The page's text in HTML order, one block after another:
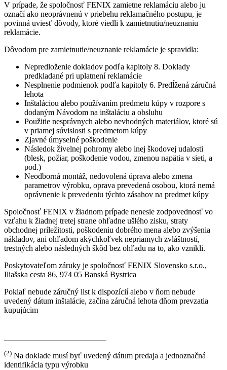
V prípade, že spoločnosť FENIX zamietne reklamáciu alebo ju
označí ako neoprávnenú v priebehu reklamačného postupu, je
povinná uviesť dôvody, ktoré viedli k zamietnutiu/neuznaniu
reklamácie.
Dôvodom pre zamietnutie/neuznanie reklamácie je spravidla:
Nepredloženie dokladov podľa kapitoly 8. Doklady
predkladané pri uplatnení reklamácie
Nesplnenie podmienok podľa kapitoly 6. Predĺžená záručná
lehota
Inštaláciou alebo používaním predmetu kúpy v rozpore s
dodaným Návodom na inštaláciu a obsluhu
Použitie nesprávnych alebo nevhodných materiálov, ktoré sú
v priamej súvislosti s predmetom kúpy
Zjavné úmyselné poškodenie
Následok živelnej pohromy alebo inej škodovej udalosti
(blesk, požiar, poškodenie vodou, zmenou napätia v sieti, a
pod.)
Neodborná montáž, nedovolená úprava alebo zmena
parametrov výrobku, oprava prevedená osobou, ktorá nemá
oprávnenie k prevedeniu týchto zásahov na predmet kúpy
Spoločnosť FENIX v žiadnom prípade nenesie zodpovednosť vo
vzťahu k žiadnej tretej strane ohľadne ušlého zisku, straty
obchodnej príležitosti, poškodeniu dobrého mena alebo zvýšenia
nákladov, ani ohľadom akýchkoľvek nepriamych zvláštností,
trestných alebo následných škôd bez ohľadu na to, ako vznikli.
Poskytovateľom záruky je spoločnosť FENIX Slovensko s.r.o.,
Iliašska cesta 86, 974 05 Banská Bystrica
Pokiaľ nebude záručný list k dispozícií alebo v ňom nebude
uvedený dátum inštalácie, začína záručná lehota dňom prevzatia
kupujúcim
(2) Na doklade musí byť uvedený dátum predaja a jednoznačná
identifikácia typu výrobku